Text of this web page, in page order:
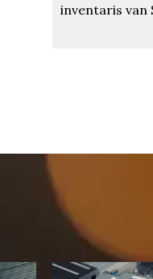
inventaris van